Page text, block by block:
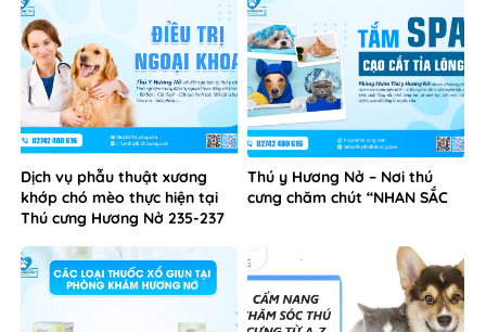
Dịch vụ phẫu thuật xương
khớp chó mèo thực hiện tại
Thú cưng Hương Nở 235-237
Thú y Hương Nở – Nơi thú
cưng chăm chút “NHAN SẮC